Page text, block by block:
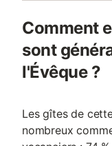
Comment
sont
l'Évêque ?
Les gîtes de
nombreux